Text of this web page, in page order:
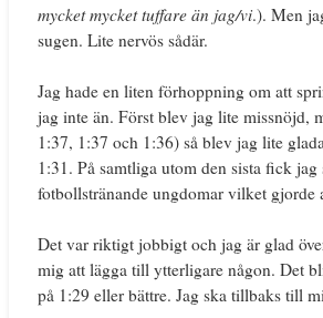
mycket mycket tuffare än jag/vi.). Men
sugen. Lite nervös sådär.
Jag hade en liten förhoppning om att
jag inte än. Först blev jag lite missnöjd,
1:37, 1:37 och 1:36) så blev jag lite
1:31. På samtliga utom den sista fick
fotbollstränande ungdomar vilket
Det var riktigt jobbigt och jag är glad
mig att lägga till ytterligare någon. Det
på 1:29 eller bättre. Jag ska tillbaks till